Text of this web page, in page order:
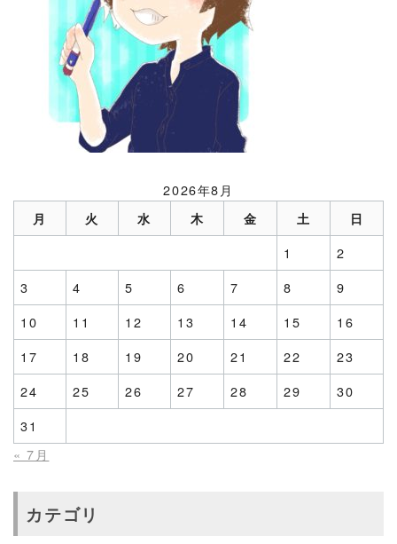
2026年8月
月 火 水 木 金 土 日
1
2
3
4 5 6 7 8
9
10
11 12 13 14 15
16
17
18 19 20 21 22
23
24
25 26 27 28 29
30
31
« 7月
カテゴリ